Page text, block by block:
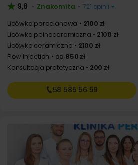
9,8 • Znakomita • 721 opinii
Licówka porcelanowa
2100 zł
Licówka pełnoceramiczna
2100 zł
Licówka ceramiczna
2100 zł
Flow Injection
od 850 zł
Konsultacja protetyczna
200 zł
58 585 56 59